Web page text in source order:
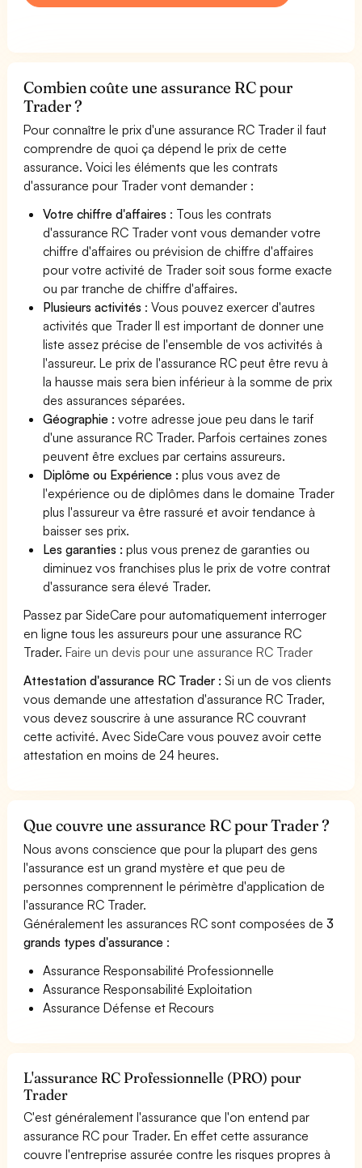
Combien coûte une assurance RC pour
Trader ?
Pour connaître le prix d'une assurance RC Trader il faut
comprendre de quoi ça dépend le prix de cette
assurance. Voici les éléments que les contrats
d'assurance pour Trader vont demander :
Votre chiffre d'affaires : Tous les contrats
d'assurance RC Trader vont vous demander votre
chiffre d'affaires ou prévision de chiffre d'affaires
pour votre activité de Trader soit sous forme exacte
ou par tranche de chiffre d'affaires.
Plusieurs activités : Vous pouvez exercer d'autres
activités que Trader Il est important de donner une
liste assez précise de l'ensemble de vos activités à
l'assureur. Le prix de l'assurance RC peut être revu à
la hausse mais sera bien inférieur à la somme de prix
des assurances séparées.
Géographie :votre adresse joue peu dans le tarif
d'une assurance RC Trader. Parfois certaines zones
peuvent être exclues par certains assureurs.
Diplôme ou Expérience :plus vous avez de
l'expérience ou de diplômes dans le domaine Trader
plus l'assureur va être rassuré et avoir tendance à
baisser ses prix.
Les garanties :plus vous prenez de garanties ou
diminuez vos franchises plus le prix de votre contrat
d'assurance sera élevé Trader.
Passez par SideCare pour automatiquement interroger
en ligne tous les assureurs pour une assurance RC
Trader.Faire un devis pour une assurance RC Trader
Attestation d'assurance RC Trader : Si un de vos clients
vous demande une attestation d'assurance RC Trader,
vous devez souscrire à une assurance RC couvrant
cette activité. Avec SideCare vous pouvez avoir cette
attestation en moins de 24 heures.
Que couvre une assurance RC pour Trader ?
Nous avons conscience que pour la plupart des gens
l'assurance est un grand mystère et que peu de
personnes comprennent le périmètre d'application de
l'assurance RC Trader.
Généralement les assurances RC sont composées de3
grands types d'assurance :
Assurance Responsabilité Professionnelle
Assurance Responsabilité Exploitation
Assurance Défense et Recours
L'assurance RC Professionnelle (PRO) pour
Trader
C'est généralement l'assurance que l'on entend par
assurance RC pour Trader. En effet cette assurance
couvre l'entreprise assurée contre les risques propres à